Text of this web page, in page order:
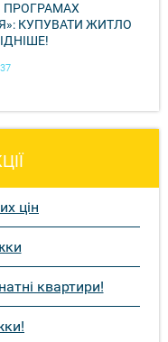
ПРОГРАМАХ
КУПУВАТИ ЖИТЛО
цін
квартири!